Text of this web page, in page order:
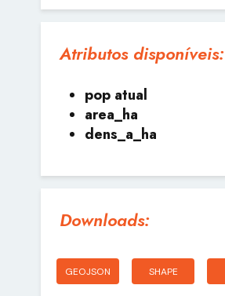
Atributos disponíveis:
pop atual
area_ha
dens_a_ha
Downloads:
GEOJSON SHAPE